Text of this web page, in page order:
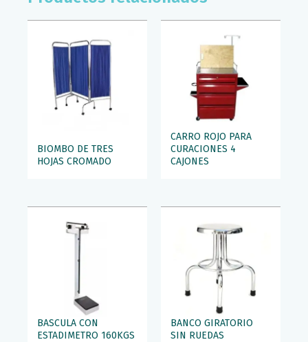
BIOMBO DE TRES
HOJAS CROMADO
CARRO ROJO PARA
CURACIONES 4
CAJONES
BASCULA CON
ESTADIMETRO 160KGS
BANCO GIRATORIO
SIN RUEDAS